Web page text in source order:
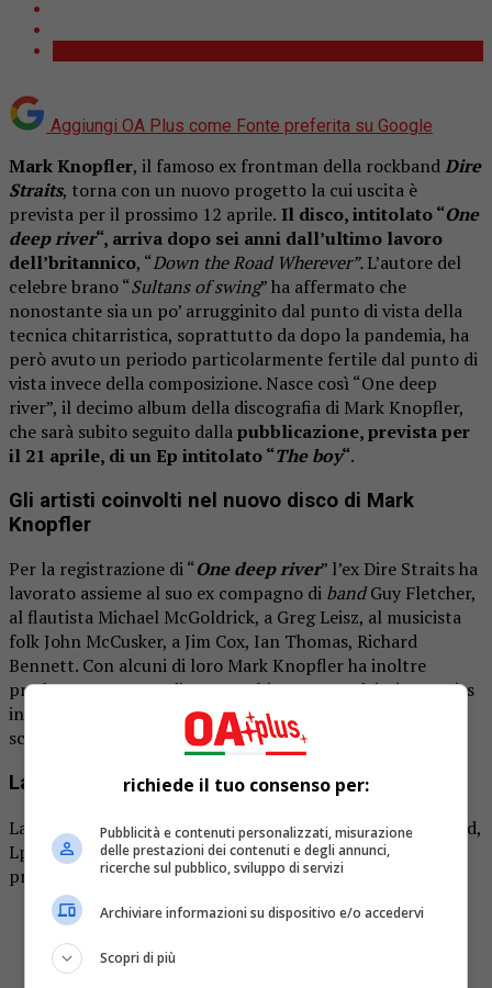
Aggiungi OA Plus come Fonte preferita su Google
Mark Knopfler, il famoso ex frontman della rockbandDire
Straits, torna con un nuovo progetto la cui uscita è
prevista per il prossimo 12 aprile. Il disco, intitolato “One
deep river“, arriva dopo sei anni dall’ultimo lavoro
dell’britannico, “Down the Road Wherever”.L’autore del
celebre brano “Sultans of swing” ha affermato che
nonostante sia un po’ arrugginito dal punto di vista della
tecnica chitarristica, soprattutto da dopo la pandemia, ha
però avuto un periodo particolarmente fertile dal punto di
vista invece della composizione. Nasce così “One deep
river”, il decimo album della discografia di Mark Knopfler,
che sarà subito seguito dallapubblicazione, prevista per
il 21 aprile, di un Ep intitolato “The boy“.
Gli artisti coinvolti nel nuovo disco di Mark
Knopfler
Per la registrazione di “One deep river” l’ex Dire Straits ha
lavorato assieme al suo ex compagno di bandGuy Fletcher,
al flautista Michael McGoldrick, a Greg Leisz, al musicista
folk John McCusker, a Jim Cox, Ian Thomas, Richard
Bennett. Con alcuni di loro Mark Knopfler ha inoltre
prodotto una cover di una vecchia canzone dei Dire Straits
intitolata
Going Home (Theme From Local Hero)
scorso 22 marzo.
La tracklist di One deep river
La
versione standard del disco, che sarà disponibile in Cd,
Lp e sulle maggiori piattaforme di musica in streaming
presenterà 12 tracce:
Two Pairs Of Hands
Ahead Of The Game
Smart Money
richiede il tuo consenso per:
Pubblicità e contenuti personalizzati, misurazione
delle prestazioni dei contenuti e degli annunci,
ricerche sul pubblico, sviluppo di servizi
Archiviare informazioni su dispositivo e/o accedervi
Scopri di più